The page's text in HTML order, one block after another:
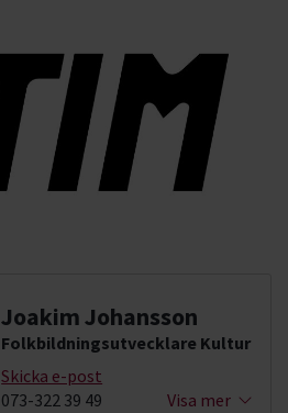
Joakim Johansson
Folkbildningsutvecklare Kultur
Skicka e-post
073-322 39 49
Visa mer